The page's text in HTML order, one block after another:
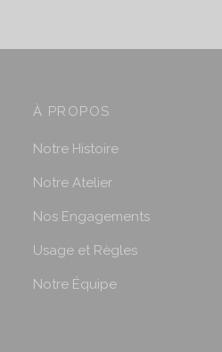
À PROPOS
Notre Histoire
Notre Atelier
Nos Engagements
Usage et Règles
Notre Équipe